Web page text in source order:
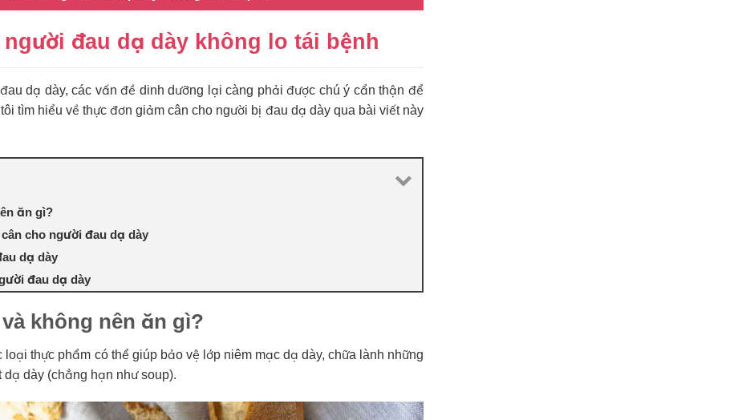
đau dạ dày không lo tái bệnh
dạ dày, các vấn đề dinh dưỡng lại càng phải được chú ý cẩn thận để
tìm hiểu về thực đơn giảm cân cho người bị đau dạ dày qua bài viết này
ăn gì?
cho người đau dạ dày
dạ dày
đau dạ dày
không nên ăn gì?
thực phẩm có thể giúp bảo vệ lớp niêm mạc dạ dày, chữa lành những
dày (chẳng hạn như soup).